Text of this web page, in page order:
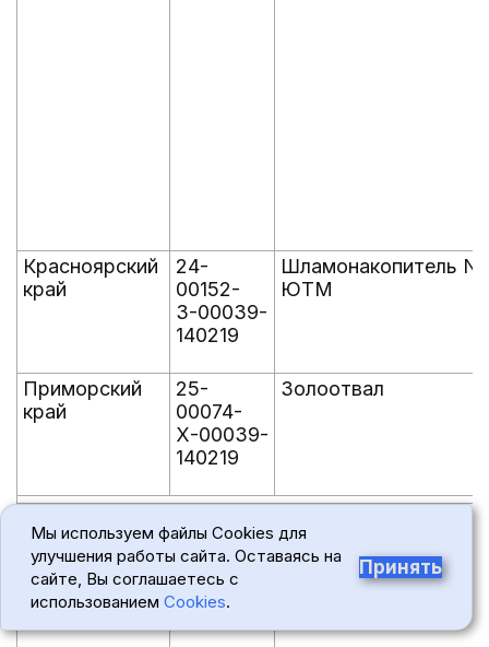
Красноярский
край
24-
00152-
З-00039-
140219
Шламонакопитель N
ЮТМ
Приморский
край
25-
00074-
Х-00039-
140219
Золоотвал
область
00018-
З-00039-
140219
коммунальных
Мы используем файлы Cookies для
улучшения работы сайта. Оставаясь на
сайте, Вы соглашаетесь с
использованием Cookies.
Принять